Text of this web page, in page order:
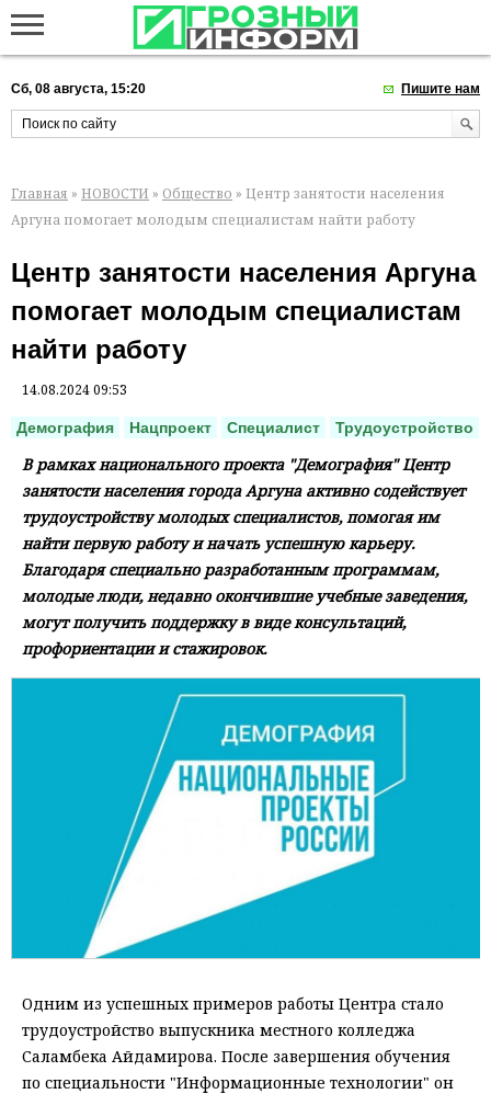
Сб, 08 августа, 15:20 Пишите нам
Главная » НОВОСТИ » Общество » Центр занятости населения
Аргуна помогает молодым специалистам найти работу
Центр занятости населения Аргуна
помогает молодым специалистам
найти работу
14.08.2024 09:53
Демография Нацпроект Специалист Трудоустройство
В рамках национального проекта "Демография" Центр
занятости населения города Аргуна активно содействует
трудоустройству молодых специалистов, помогая им
найти первую работу и начать успешную карьеру.
Благодаря специально разработанным программам,
молодые люди, недавно окончившие учебные заведения,
могут получить поддержку в виде консультаций,
профориентации и стажировок.
Одним из успешных примеров работы Центра стало
трудоустройство выпускника местного колледжа
Саламбека Айдамирова. После завершения обучения
по специальности "Информационные технологии" он